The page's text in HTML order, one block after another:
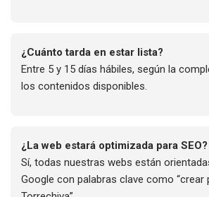
¿Cuánto tarda en estar lista?
Entre 5 y 15 días hábiles, según la
los contenidos disponibles.
¿La web estará optimizada para SEO?
Sí, todas nuestras webs están
Google con palabras clave como “crear